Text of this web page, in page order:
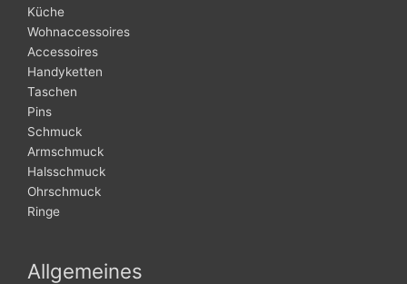
Küche
Wohnaccessoires
Accessoires
Handyketten
Taschen
Pins
Schmuck
Armschmuck
Halsschmuck
Ohrschmuck
Ringe
Allgemeines